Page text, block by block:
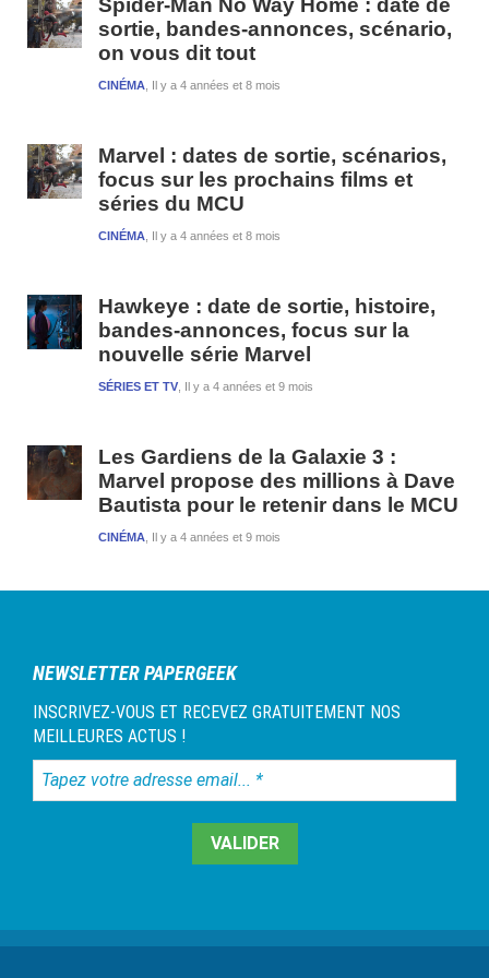
Spider-Man No Way Home : date de
sortie, bandes-annonces, scénario,
on vous dit tout
Il y a 4 années et 8 mois
CINÉMA
Marvel : dates de sortie, scénarios,
focus sur les prochains films et
séries du MCU
Il y a 4 années et 8 mois
CINÉMA
Hawkeye : date de sortie, histoire,
bandes-annonces, focus sur la
nouvelle série Marvel
Il y a 4 années et 9 mois
SÉRIES ET TV
Les Gardiens de la Galaxie 3 :
Marvel propose des millions à Dave
Bautista pour le retenir dans le MCU
Il y a 4 années et 9 mois
CINÉMA
NEWSLETTER PAPERGEEK
INSCRIVEZ-VOUS ET RECEVEZ GRATUITEMENT NOS
MEILLEURES ACTUS !
Tapez
votre